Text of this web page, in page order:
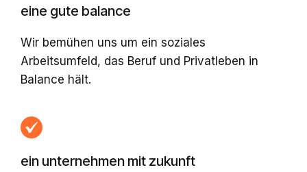
eine gute balance
Wir bemühen uns um ein soziales
Arbeitsumfeld, das Beruf und Privatleben in
Balance hält.
ein unternehmen mit zukunft